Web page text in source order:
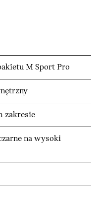
M Sport Pro
zakresie
na wysoki